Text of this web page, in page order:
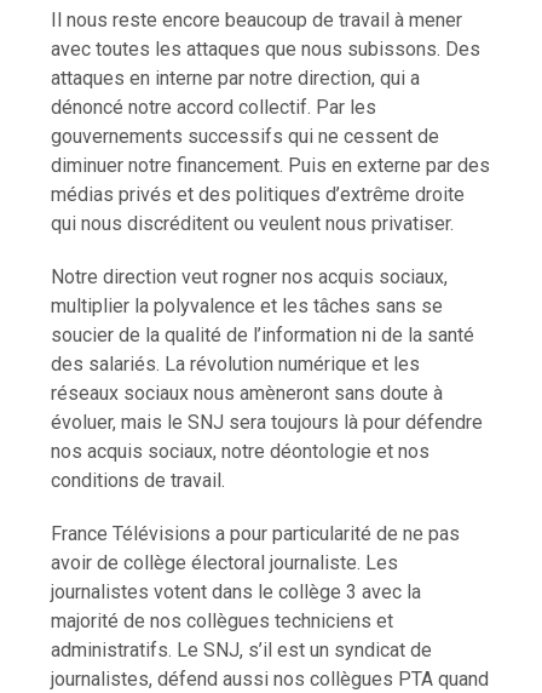
Il nous reste encore beaucoup de travail à mener
avec toutes les attaques que nous subissons. Des
attaques en interne par notre direction, qui a
dénoncé notre accord collectif. Par les
gouvernements successifs qui ne cessent de
diminuer notre financement. Puis en externe par des
médias privés et des politiques d’extrême droite
qui nous discréditent ou veulent nous privatiser.
Notre direction veut rogner nos acquis sociaux,
multiplier la polyvalence et les tâches sans se
soucier de la qualité de l’information ni de la santé
des salariés. La révolution numérique et les
réseaux sociaux nous amèneront sans doute à
évoluer, mais le SNJ sera toujours là pour défendre
nos acquis sociaux, notre déontologie et nos
conditions de travail.
France Télévisions a pour particularité de ne pas
avoir de collège électoral journaliste. Les
journalistes votent dans le collège 3 avec la
majorité de nos collègues techniciens et
administratifs. Le SNJ, s’il est un syndicat de
journalistes, défend aussi nos collègues PTA quand